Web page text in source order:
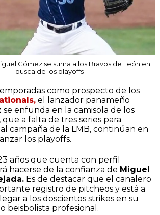
Gómez se suma a los Bravos de León en
busca de los playoffs
como prospecto de los
el lanzador panameño
se enfunda en la camisola de los
que a falta de tres series para
campaña de la LMB, continúan en
los playoffs.
años que cuenta con perfil
hacerse de la confianza de Miguel
Es de destacar que el canalero
registro de pitcheos y está a
a los doscientos strikes en su
beisbolista profesional.